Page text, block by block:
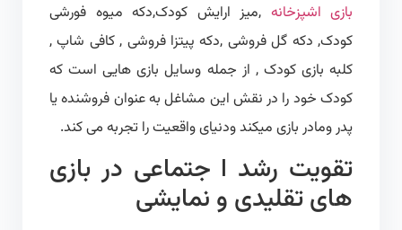
بازی اشپزخانه,میز ارایش کودک,دکه میوه فورشی
کودک, دکه گل فروشی ,دکه پیتزا فروشی , کافی شاپ ,
کلبه بازی کودک , از جمله وسایل بازی هایی است که
کودک خود را در نقش این مشاغل به عنوان فروشنده یا
پدر ومادر بازی میکند ودنیای واقعیت را تجربه می کند.
تقویت رشد ا جتماعی در بازی
های تقلیدی و نمایشی